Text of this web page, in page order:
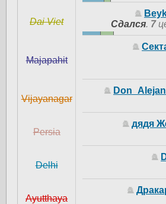
Dai Viet
Сдался. 7
Majapahit
Vijayanagar
Persia
дядя
Delhi
Ayutthaya